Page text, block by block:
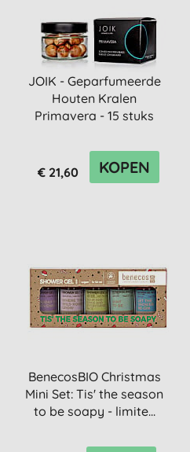
JOIK - Geparfumeerde
Houten Kralen
Primavera - 15 stuks
€ 21,60 KOPEN
BenecosBIO Christmas
Mini Set: Tis' the season
to be soapy - limite...